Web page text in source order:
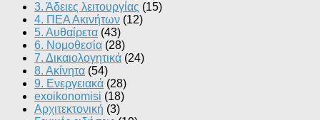
3. Άδειες λειτουργίας (15)
4. ΠΕΑ Ακινήτων (12)
5. Αυθαίρετα (43)
6. Νομοθεσία (28)
7. Δικαιολογητικά (24)
8. Ακίνητα (54)
9. Ενεργειακά (28)
exoikonomisi (18)
Αρχιτεκτονική (3)